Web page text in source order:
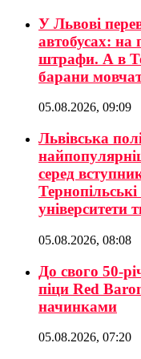
У Львові
автобусах:
штрафи. А в
барани
05.08.2026, 09:09
Львівська
серед
університети
05.08.2026, 08:08
До свого 50-
піци Red
начинками
05.08.2026, 07:20